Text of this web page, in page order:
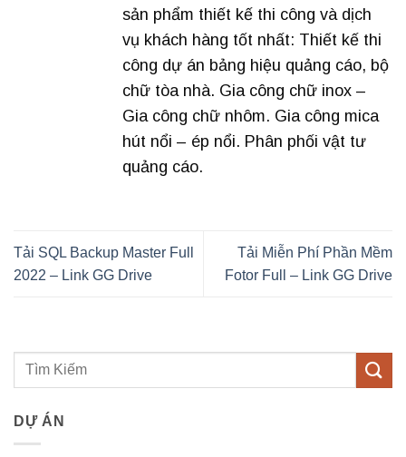
sản phẩm thiết kế thi công và dịch
vụ khách hàng tốt nhất: Thiết kế thi
công dự án bảng hiệu quảng cáo, bộ
chữ tòa nhà. Gia công chữ inox –
Gia công chữ nhôm. Gia công mica
hút nổi – ép nổi. Phân phối vật tư
quảng cáo.
Tải SQL Backup Master Full
2022 – Link GG Drive
Tải Miễn Phí Phần Mềm
Fotor Full – Link GG Drive
DỰ ÁN